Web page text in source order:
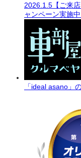
2026.1.5 【ご来
ャンペーン実施
「ideal asano」